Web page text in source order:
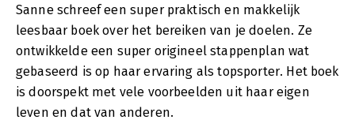
Sanne schreef een super praktisch en makkelijk
leesbaar boek over het bereiken van je doelen. Ze
ontwikkelde een super origineel stappenplan wat
gebaseerd is op haar ervaring als topsporter. Het boek
is doorspekt met vele voorbeelden uit haar eigen
leven en dat van anderen.